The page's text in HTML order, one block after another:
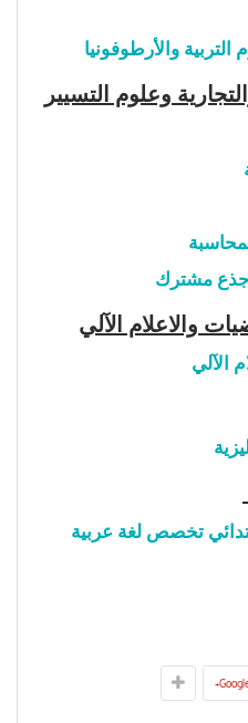
والأرطوفونيا
وعلوم التسيير
جذع مشترك
والاعلام الآلي
الآلي
تخصص لغة عربية